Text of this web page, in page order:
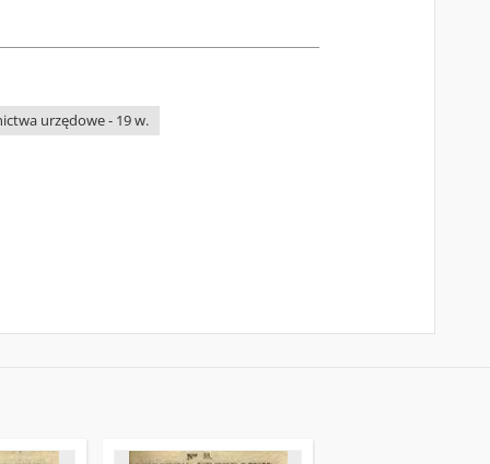
urzędowe - 19 w.